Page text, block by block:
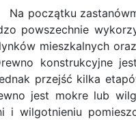
Na początku
powszechnie
mieszkalnych
konstrukcyjne
przejść kilka
jest mokre lub
i wilgotnieniu